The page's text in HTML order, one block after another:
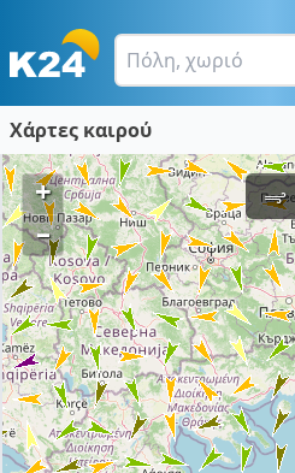
Χάρτες καιρού
+
–